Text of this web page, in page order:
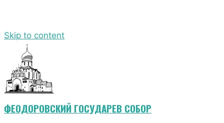
Skip to content
ФЕОДОРОВСКИЙ ГОСУДАРЕВ СОБОР